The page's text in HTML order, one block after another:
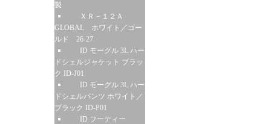
製
ＸＲ－１２Ａ
GLOBAL ホワイト／ゴー
ルド 26-27
ID モーグル 3L ハー
ドシェルジャケット ブラッ
ク ID-J01
ID モーグル 3L ハー
ドシェルパンツ ホワイト／
ブラック ID-P01
ID フーディー